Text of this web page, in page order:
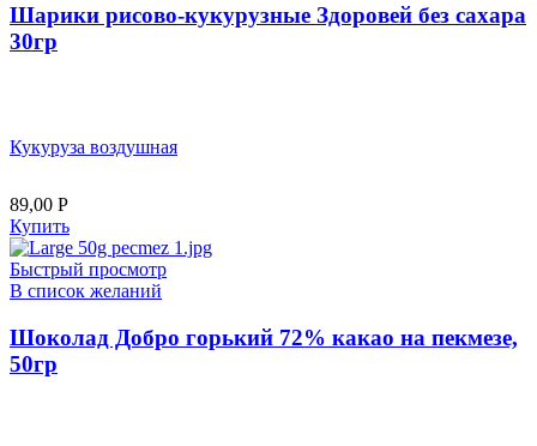
Шарики рисово-кукурузные Здоровей без сахара
30гр
Кукуруза воздушная
89,00 Р
Купить
Быстрый просмотр
В список желаний
Шоколад Добро горький 72% какао на пекмезе,
50гр